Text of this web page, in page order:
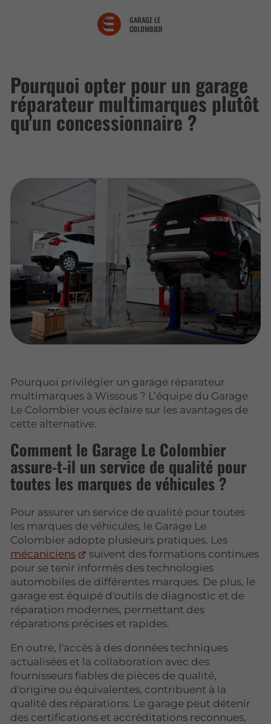
GARAGE LE
COLOMBIER
Pourquoi opter pour un garage
réparateur multimarques plutôt
qu'un concessionnaire ?
Pourquoi privilégier un garage réparateur
multimarques à Wissous ? L’équipe du Garage
Le Colombier vous éclaire sur les avantages de
cette alternative.
Comment le Garage Le Colombier
assure-t-il un service de qualité pour
toutes les marques de véhicules ?
Pour assurer un service de qualité pour toutes
les marques de véhicules, le Garage Le
Colombier adopte plusieurs pratiques. Les
mécaniciens
suivent des formations continues
pour se tenir informés des technologies
automobiles de différentes marques. De plus, le
garage est équipé d'outils de diagnostic et de
réparation modernes, permettant des
réparations précises et rapides.
En outre, l'accès à des données techniques
actualisées et la collaboration avec des
fournisseurs fiables de pièces de qualité,
d'origine ou équivalentes, contribuent à la
qualité des réparations. Le garage peut détenir
des certifications et accréditations reconnues,